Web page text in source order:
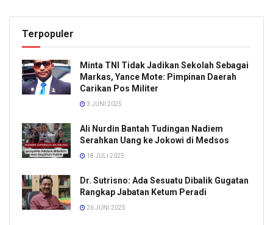
Terpopuler
Minta TNI Tidak Jadikan Sekolah Sebagai
Markas, Yance Mote: Pimpinan Daerah
Carikan Pos Militer
3 JUNI 2025
Ali Nurdin Bantah Tudingan Nadiem
Serahkan Uang ke Jokowi di Medsos
18 JULI 2025
Dr. Sutrisno: Ada Sesuatu Dibalik Gugatan
Rangkap Jabatan Ketum Peradi
26 JUNI 2025